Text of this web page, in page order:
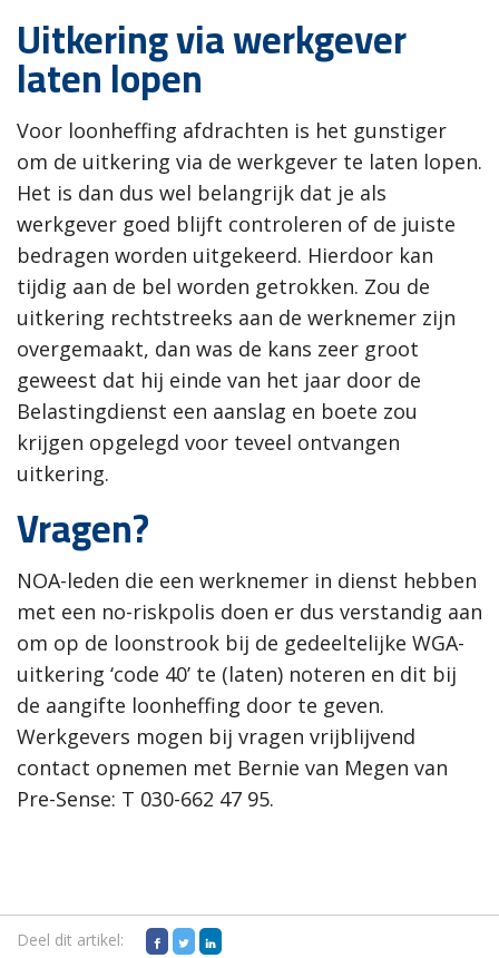
Uitkering via werkgever
laten lopen
Voor loonheffing afdrachten is het gunstiger
om de uitkering via de werkgever te laten lopen.
Het is dan dus wel belangrijk dat je als
werkgever goed blijft controleren of de juiste
bedragen worden uitgekeerd. Hierdoor kan
tijdig aan de bel worden getrokken. Zou de
uitkering rechtstreeks aan de werknemer zijn
overgemaakt, dan was de kans zeer groot
geweest dat hij einde van het jaar door de
Belastingdienst een aanslag en boete zou
krijgen opgelegd voor teveel ontvangen
uitkering.
Vragen?
NOA-leden die een werknemer in dienst hebben
met een no-riskpolis doen er dus verstandig aan
om op de loonstrook bij de gedeeltelijke WGA-
uitkering ‘code 40’ te (laten) noteren en dit bij
de aangifte loonheffing door te geven.
Werkgevers mogen bij vragen vrijblijvend
contact opnemen met Bernie van Megen van
Pre-Sense: T 030-662 47 95.
Deel dit artikel: